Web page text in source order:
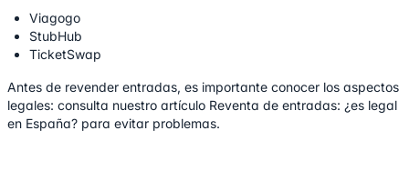
Viagogo
StubHub
TicketSwap
Antes de revender entradas, es importante conocer los aspectos
legales: consulta nuestro artículo Reventa de entradas: ¿es legal
en España? para evitar problemas.